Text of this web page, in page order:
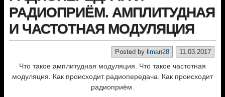
РАДИОПРИЁМ. АМПЛИТУДНАЯ
И ЧАСТОТНАЯ МОДУЛЯЦИЯ
11.03.2017
Posted by liman28
Что такое амплитудная модуляция. Что такое частотная
модуляция. Как происходит радиопередача. Как происходит
радиоприём.